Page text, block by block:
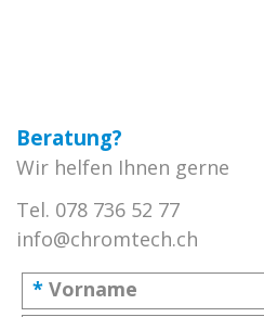
Beratung?
Wir helfen Ihnen gerne
Tel. 078 736 52 77
info@chromtech.ch
Vorname
*